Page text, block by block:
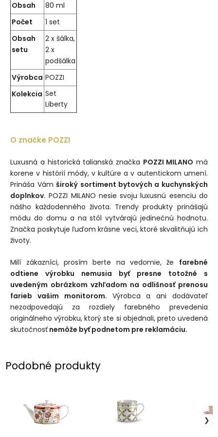
Obsah
80 ml
Počet
1 set
Obsah
setu
2 x šálka,
2 x
podšálka
Výrobca POZZI
Kolekcia Set
Liberty
O značke POZZI
Luxusná a historická talianská značka POZZI MILANO má
korene v histórií módy, v kultúre a v autentickom umení.
Prináša Vámširoký sortiment bytových a kuchynských
doplnkov. POZZI MILANO nesie svoju luxusnú esenciu do
nášho každodenného života. Trendy produkty prinášajú
módu do domu a na stôl vytvárajú jedinečnú hodnotu.
Značka poskytuje ľuďom krásne veci, ktoré skvalitňujú ich
životy.
Milí zákazníci, prosím berte na vedomie, že farebné
odtiene výrobku nemusia byť presne totožné s
uvedeným obrázkom vzhľadom na odlišnosť prenosu
farieb vašim monitorom. Výrobca a ani dodávateľ
nezodpovedajú za rozdiely farebného prevedenia
originálneho výrobku, ktorý ste si objednali, preto uvedená
skutočnosť nemôže byť podnetom pre reklamáciu.
Podobné produkty